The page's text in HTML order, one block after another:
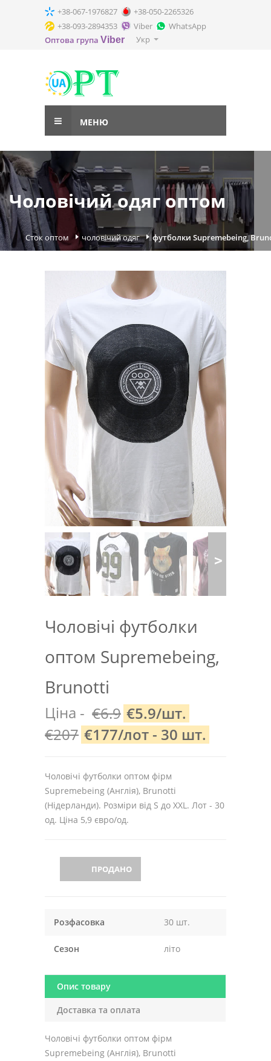
Чоловічі футболки
оптом Supremebeing,
Brunotti
Ціна - €6.9 €5.9/шт.
€207 €177/лот - 30 шт.
Чоловічі футболки оптом фірм
Supremebeing (Англія), Brunotti
(Нідерланди). Розміри від S до XXL. Лот - 30
од. Ціна 5,9 євро/од.
ПРОДАНО
Розфасовка 30 шт.
Сезон літо
Опис товару
Доставка та оплата
Чоловічі футболки оптом фірм
Supremebeing (Англія), Brunotti
+38-067-1976827
+38-050-2265326
+38-093-2894353
Viber
WhatsApp
Оптова група Viber Укр
МЕНЮ
Чоловічий одяг оптом
Сток оптом чоловічий одяг футболки Supremebeing,